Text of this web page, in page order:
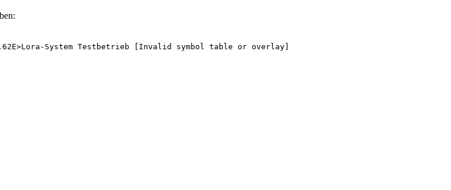
System Testbetrieb [Invalid symbol table or overlay]